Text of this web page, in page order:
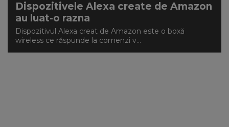
Dispozitivele Alexa create de Amazon
au luat-o razna
Dispozitivul Alexa creat de Amazon este o boxă
wireless ce răspunde la comenzi v...